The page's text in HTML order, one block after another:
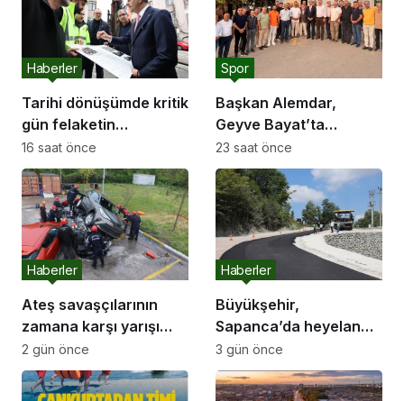
Tarihi dönüşümde kritik
gün felaketin
yıldönümü olan 17
Ağustos
Haberler
16 saat önce
Başkan Alemdar,
Geyve Bayat’ta
hemşehrileriyle
buluştu: “Gençlik ve
spor yatırımlarını
hayata geçirmeye
devam edeceğiz”
Spor
23 saat önce
Ateş savaşçılarının
zamana karşı yarışı
faciaların önüne geçti
Haberler
2 gün önce
Büyükşehir,
Sapanca’da heyelan
riskine karşı yolu
güçlendirdi, ulaşımı
yeniledi
Haberler
3 gün önce